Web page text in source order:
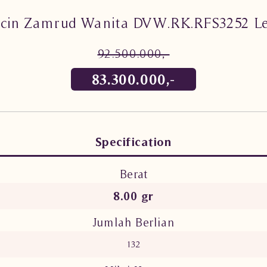
Zamrud Wanita DVW.RK.RFS3252
92.500.000,-
83.300.000,-
Specification
Berat
8.00 gr
Jumlah Berlian
132